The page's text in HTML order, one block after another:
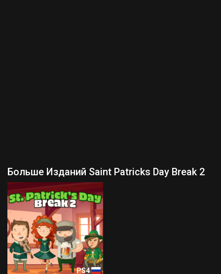
Больше Изданий Saint Patricks Day Break 2
PS4